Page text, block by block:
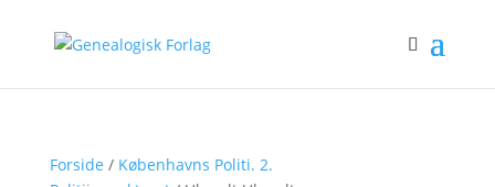
Forside / Københavns Politi. 2.